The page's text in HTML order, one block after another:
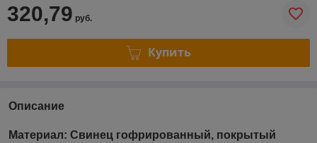
320,79 руб.
Купить
Описание
Материал: Свинец гофрированный, покрытый